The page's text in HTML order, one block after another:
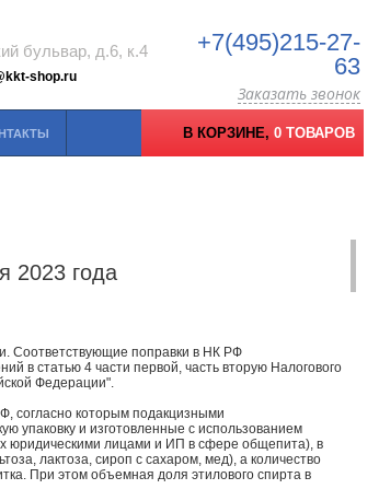
бульвар, д.6, к.4
shop.ru
+7(495)215-27-
63
Заказать звонок
В КОРЗИНЕ, 0 ТОВАРОВ
2023 года
Соответствующие поправки в НК РФ
в статью 4 части первой, часть вторую Налогового
Федерации".
согласно которым подакцизными
упаковку и изготовленные с использованием
юридическими лицами и ИП в сфере общепита), в
лактоза, сироп с сахаром, мед), а количество
При этом объемная доля этилового спирта в